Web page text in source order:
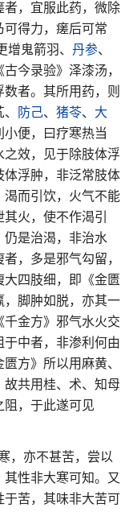
者，宜服此药，微除
可得力，瘥后可常
鬼箭羽、 丹参、
今录验》泽漆汤，
者。其所用药，则
防己、 猪苓、 大
便，曰疗寒热当
效，见于除肢体浮
体浮肿，非泛常肢体
渴而引饮，火气不能
火，使不作渴引
是治渴，非治水
，多是邪气勾留，
四肢细，即《金匮
，脚肿如脱，亦其一
金方》邪气水火交
于中者，非渗利何由
方》所以用麻黄、
故共用桂、术、知母
阻，于此遂可见
，亦不甚苦，尝以
性非大寒可知。又
于苦，其味非大苦可